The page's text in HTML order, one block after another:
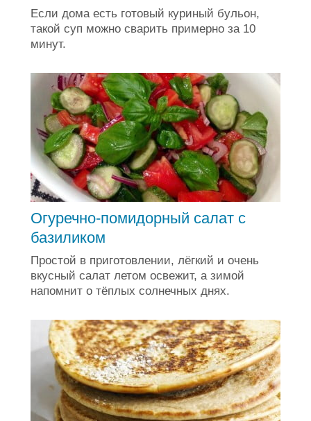
Если дома есть готовый куриный бульон,
такой суп можно сварить примерно за 10
минут.
Огуречно-помидорный салат с
базиликом
Простой в приготовлении, лёгкий и очень
вкусный салат летом освежит, а зимой
напомнит о тёплых солнечных днях.